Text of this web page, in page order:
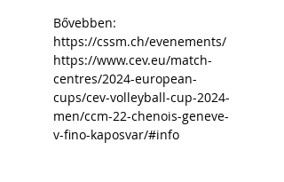
Bővebben:
https://cssm.ch/evenements/
https://www.cev.eu/match-
centres/2024-european-
cups/cev-volleyball-cup-2024-
men/ccm-22-chenois-geneve-
v-fino-kaposvar/#info